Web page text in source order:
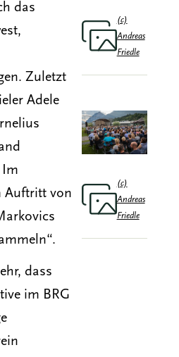
das
Zuletzt
Adele
Im
Auftritt von
dass
im BRG
(c)
Andreas
Friedle
(c)
Andreas
Friedle